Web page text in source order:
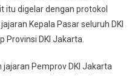
itu digelar dengan protokol
Kepala Pasar seluruh DKI
Provinsi DKI Jakarta.
Pemprov DKI Jakarta